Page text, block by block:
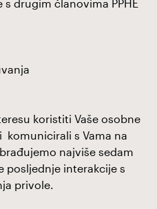
drugim članovima PPHE
koristiti Vaše osobne
komunicirali s Vama na
najviše sedam
posljednje interakcije s
privole.